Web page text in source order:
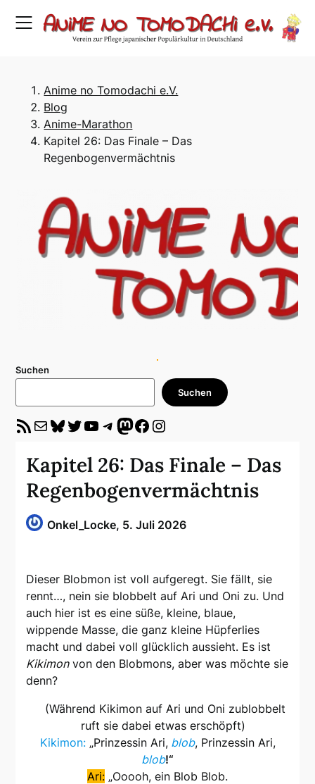
Anime no Tomodachi e.V.
Blog
Anime-Marathon
Kapitel 26: Das Finale – Das
Regenbogenvermächtnis
Suchen
Suchen
RSS-Feed E-Mail Bluesky Twitter YouTube Telegram Mastodon Facebook Instagram
Kapitel 26: Das Finale – Das
Regenbogenvermächtnis
Onkel_Locke, 5. Juli 2026
Dieser Blobmon ist voll aufgeregt. Sie fällt, sie
rennt…, nein sie blobbelt auf Ari und Oni zu. Und
auch hier ist es eine süße, kleine, blaue,
wippende Masse, die ganz kleine Hüpferlies
macht und dabei voll glücklich aussieht. Es ist
Kikimonvon den Blobmons, aber was möchte sie
denn?
(Während Kikimon auf Ari und Oni zublobbelt
ruft sie dabei etwas erschöpft)
Kikimon:„Prinzessin Ari, blob, Prinzessin Ari,
blob!“
Ari: „Ooooh, ein Blob Blob.